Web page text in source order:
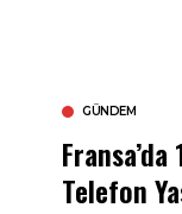
GÜNDEM
Telefon